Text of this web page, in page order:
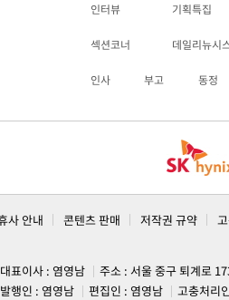
인터뷰 기획특집
섹션코너 데일리뉴시
인사 부고 동정
사 안내 콘텐츠 판매 저작권 규약
대표이사 : 염영남
주소 : 서울 중구 퇴계로
발행인 : 염영남
편집인 : 염영남
고충처리